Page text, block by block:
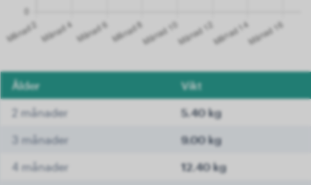
Ålder Vikt
2 månader 5.40 kg
3 månader 9.00 kg
4 månader 12.40 kg